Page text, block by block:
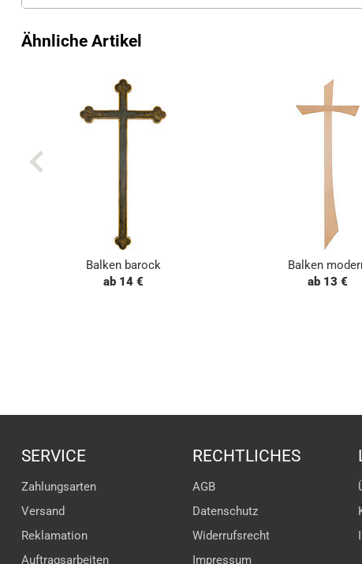
Ähnliche Artikel
Balken barock
ab 14 €
Balken
ab 13 €
SERVICE
Zahlungsarten
Versand
Reklamation
Auftragsarbeiten
RECHTLICHES
AGB
Datenschutz
Widerrufsrecht
Impressum